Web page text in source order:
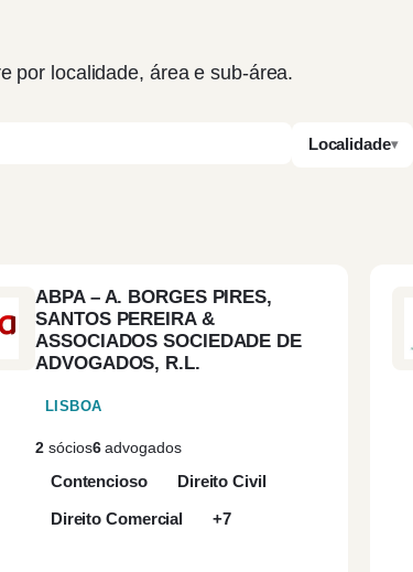
por localidade, área e sub-área.
Localidade
ABPA – A. BORGES PIRES,
SANTOS PEREIRA &
ASSOCIADOS SOCIEDADE DE
ADVOGADOS, R.L.
LISBOA
2 sócios6advogados
Contencioso
Direito Civil
Direito Comercial
+7